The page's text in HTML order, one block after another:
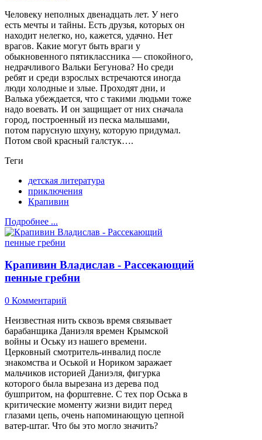
Человеку неполных двенадцать лет. У него
есть мечты и тайны. Есть друзья, которых он
находит нелегко, но, кажется, удачно. Нет
врагов. Какие могут быть враги у
обыкновенного пятиклассника — спокойного,
недрачливого Вальки Бегунова? Но среди
ребят и среди взрослых встречаются иногда
люди холодные и злые. Проходят дни, и
Валька убеждается, что с такими людьми тоже
надо воевать. И он защищает от них сначала
город, построенный из песка малышами,
потом парусную шхуну, которую придумал.
Потом свой красный галстук….
Теги
детская литература
приключения
Крапивин
Подробнее ...
Крапивин Владислав - Рассекающий
пенные гребни
0 Комментарий
Неизвестная нить сквозь время связывает
барабанщика Даниэля времен Крымской
войны и Оську из нашего времени.
Церковный смотритель-инвалид после
знакомства и Оськой и Нориком заражает
мальчиков историей Даниэля, фигурка
которого была вырезана из дерева под
бушпритом, на форштевне. С тех пор Оська в
критические моменту жизни видит перед
глазами цепь, очень напоминающую цепной
ватер-штаг. Что бы это могло значить?